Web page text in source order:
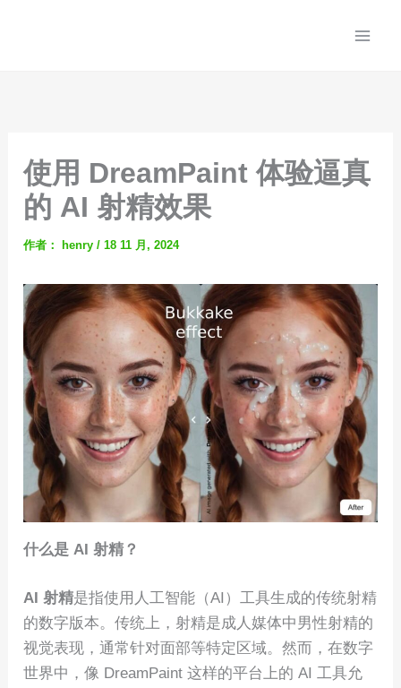
使用 DreamPaint 体验逼真
的 AI 射精效果
作者： henry/18 11 月, 2024
什么是 AI 射精？
AI 射精是指使用人工智能（AI）工具生成的传统射精
的数字版本。传统上，射精是成人媒体中男性射精的
视觉表现，通常针对面部等特定区域。然而，在数字
世界中，像 DreamPaint 这样的平台上的 AI 工具允